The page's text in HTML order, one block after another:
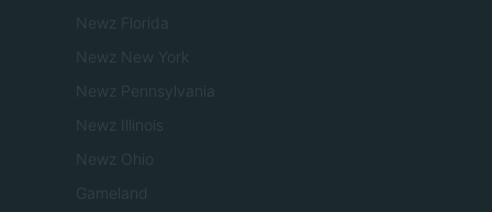
Newz Florida
Newz New York
Newz Pennsylvania
Newz Illinois
Newz Ohio
Gameland